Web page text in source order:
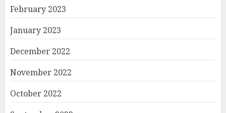
February 2023
January 2023
December 2022
November 2022
October 2022